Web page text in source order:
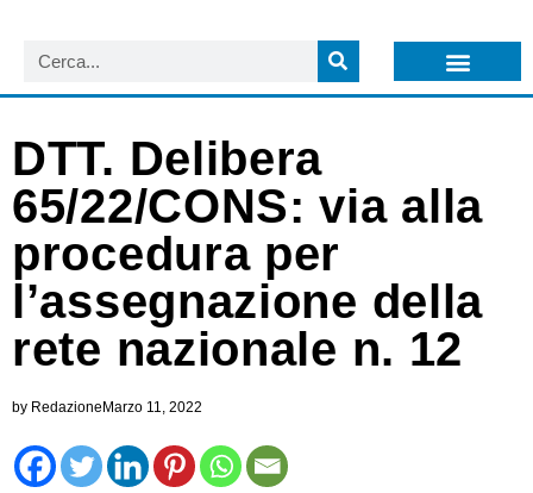
DTT. Delibera
65/22/CONS: via alla
procedura per
l’assegnazione della
rete nazionale n. 12
by Redazione Marzo 11, 2022